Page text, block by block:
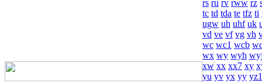
rs ru rv rww rz
tc td tda te tfz ti
ugw uh uhf uk
vd ve vf vg vh
wc wc1 wcb
wx wy wyh
xw xx xx7 xy
yu yv yx yy yz1